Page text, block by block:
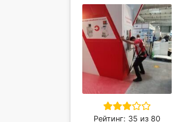
Рейтинг: 35 из 80